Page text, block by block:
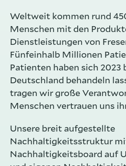
Weltweit kommen rund
Menschen mit den
Dienstleistungen von
Fünfeinhalb Millionen
Patienten haben sich 2023
Deutschland behandeln
tragen wir große
Menschen vertrauen uns
Unsere breit aufgestellte
Nachhaltigkeitsstruktur
Nachhaltigkeitsboard auf